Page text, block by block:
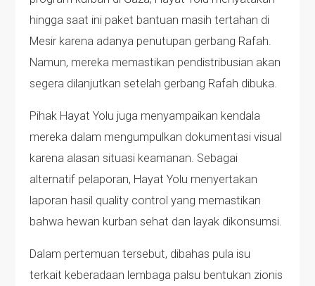
hingga saat ini paket bantuan masih tertahan di
Mesir karena adanya penutupan gerbang Rafah.
Namun, mereka memastikan pendistribusian akan
segera dilanjutkan setelah gerbang Rafah dibuka.
Pihak Hayat Yolu juga menyampaikan kendala
mereka dalam mengumpulkan dokumentasi visual
karena alasan situasi keamanan. Sebagai
alternatif pelaporan, Hayat Yolu menyertakan
laporan hasil quality control yang memastikan
bahwa hewan kurban sehat dan layak dikonsumsi.
Dalam pertemuan tersebut, dibahas pula isu
terkait keberadaan lembaga palsu bentukan zionis